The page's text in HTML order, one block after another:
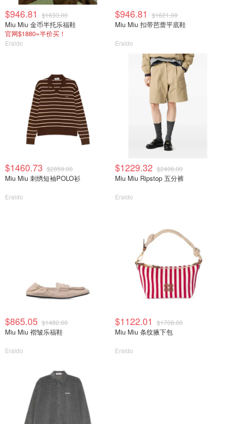
$946.81 $1633.00
Miu Miu 金币半托乐福鞋
官网$1880=半价买！
Eraldo
$946.81 $1621.00
Miu Miu 扣带芭蕾平底鞋
Eraldo
$1460.73 $2859.00
Miu Miu 刺绣短袖POLO衫
Eraldo
$1229.32 $2406.00
Miu Miu Ripstop 五分裤
Eraldo
$865.05 $1482.00
Miu Miu 褶皱乐福鞋
Eraldo
$1122.01 $1708.00
Miu Miu 条纹腋下包
Eraldo